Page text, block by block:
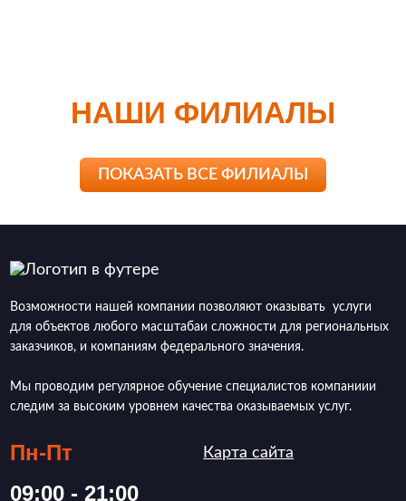
НАШИ ФИЛИАЛЫ
ПОКАЗАТЬ ВСЕ ФИЛИАЛЫ
Возможности нашей компании позволяют оказывать услуги
для объектов любого масштабаи сложности для региональных
заказчиков, и компаниям федерального значения.
Мы проводим регулярное обучение специалистов компаниии
следим за высоким уровнем качества оказываемых услуг.
Пн-Пт
09:00 - 21:00
Карта сайта